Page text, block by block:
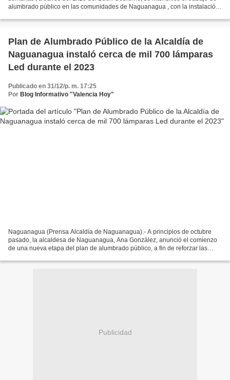
alumbrado público en las comunidades de Naguanagua , con la instalación
Plan de Alumbrado Público de la Alcaldía de
Naguanagua instaló cerca de mil 700 lámparas
Led durante el 2023
Publicado en 31/12/p. m. 17:25
Por Blog Informativo "Valencia Hoy"
Naguanagua (Prensa Alcaldía de Naguanagua).- A principios de octubre
pasado, la alcaldesa de Naguanagua, Ana González, anunció el comienzo
de una nueva etapa del plan de alumbrado público, a fin de reforzar las
Publicidad